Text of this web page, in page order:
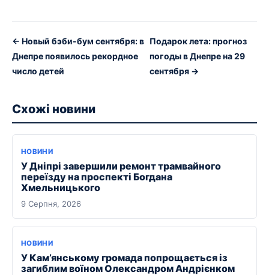
← Новый бэби-бум сентября: в
Днепре появилось рекордное
число детей
Подарок лета: прогноз
погоды в Днепре на 29
сентября →
Схожі новини
НОВИНИ
У Дніпрі завершили ремонт трамвайного
переїзду на проспекті Богдана
Хмельницького
9 Серпня, 2026
НОВИНИ
У Кам’янському громада попрощається із
загиблим воїном Олександром Андрієнком